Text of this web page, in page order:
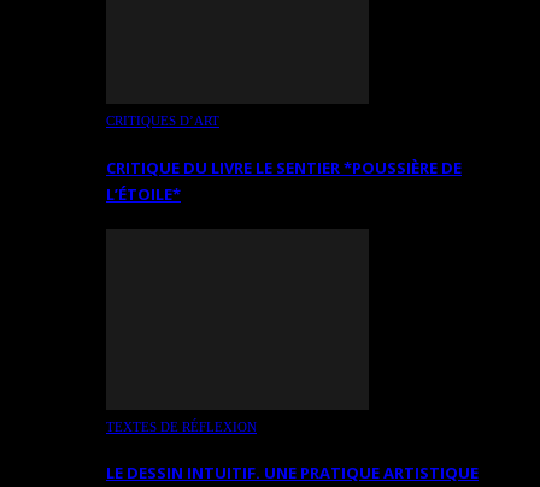
CRITIQUES D’ART
CRITIQUE DU LIVRE LE SENTIER *POUSSIÈRE DE
L’ÉTOILE*
TEXTES DE RÉFLEXION
LE DESSIN INTUITIF. UNE PRATIQUE ARTISTIQUE